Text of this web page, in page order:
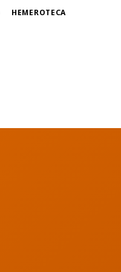
HEMEROTECA